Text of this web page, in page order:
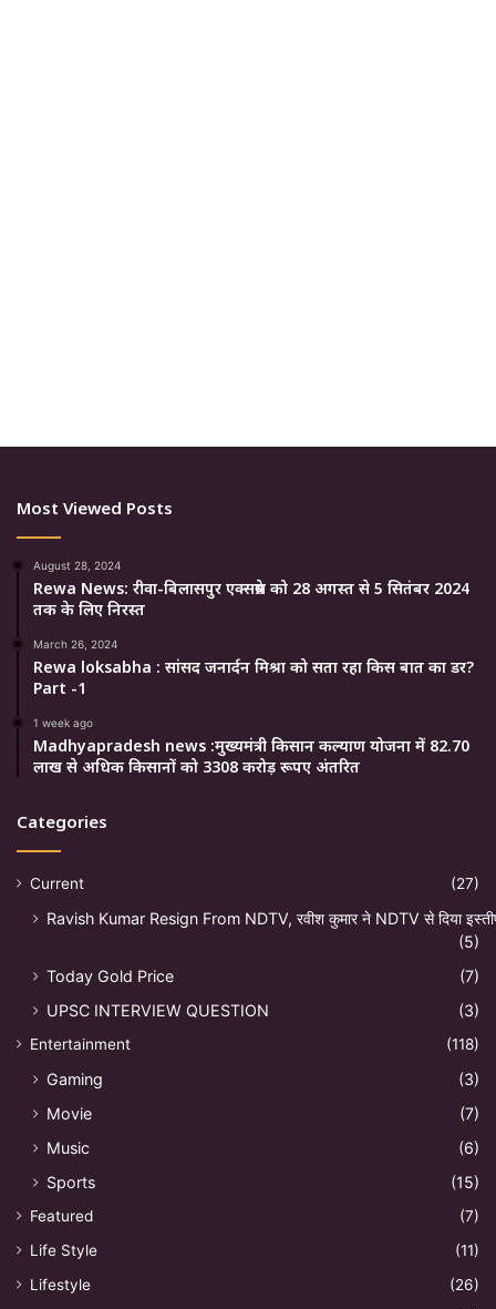
Most Viewed Posts
August 28, 2024
Rewa News: रीवा-बिलासपुर एक्सप्रेस को 28 अगस्त से 5 सितंबर 2024
तक के लिए निरस्त
March 26, 2024
Rewa loksabha : सांसद जनार्दन मिश्रा को सता रहा किस बात का डर?
Part -1
1 week ago
Madhyapradesh news :मुख्यमंत्री किसान कल्याण योजना में 82.70
लाख से अधिक किसानों को 3308 करोड़ रूपए अंतरित
Categories
Current (27)
Ravish Kumar Resign From NDTV, रवीश कुमार ने NDTV से दिया
(5)
Today Gold Price
(7)
UPSC INTERVIEW QUESTION
(3)
Entertainment (118)
Gaming
(3)
Movie
(7)
Music
(6)
Sports
(15)
Featured
(7)
Life Style
(11)
Lifestyle
(26)